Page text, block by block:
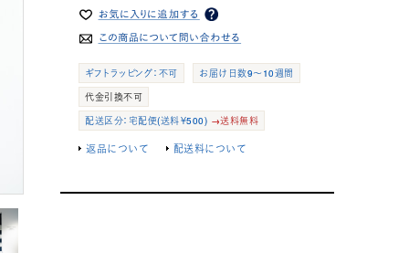
ギフトラッピング：不可
お届け日数9～10週間
代金引換不可
配送区分：宅配便(送料￥500) →送料無料
返品について 配送料について